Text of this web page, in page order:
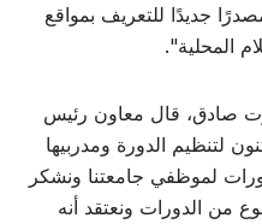
جديدًا للتعريف بمواقع
المحلية".
صادق، قال معاون رئيس
لتنظيم الدورة ومدربيها
لموظفي جامعتنا ونشكر
من الدورات ونعتقد أنه